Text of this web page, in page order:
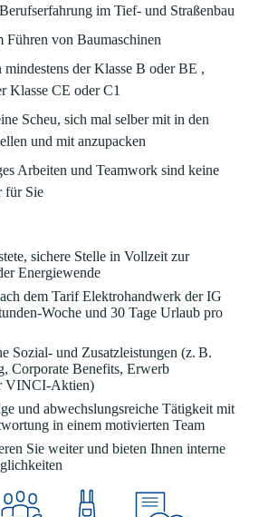
im Tief- und Straßenbau
Führen von Baumaschinen
mindestens der Klasse B oder BE ,
Klasse CE oder C1
Scheu, sich mal selber mit in den
und mit anzupacken
Arbeiten und Teamwork sind keine
für Sie
sichere Stelle in Vollzeit zur
Energiewende
dem Tarif Elektrohandwerk der IG
Woche und 30 Tage Urlaub pro
Sozial- und Zusatzleistungen (z. B.
Corporate Benefits, Erwerb
VINCI-Aktien)
und abwechslungsreiche Tätigkeit mit
in einem motivierten Team
Sie weiter und bieten Ihnen interne